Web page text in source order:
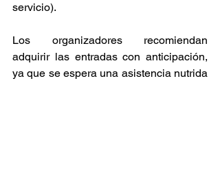
servicio).
Los organizadores recomiendan
adquirir las entradas con anticipación,
ya que se espera una asistencia nutrida